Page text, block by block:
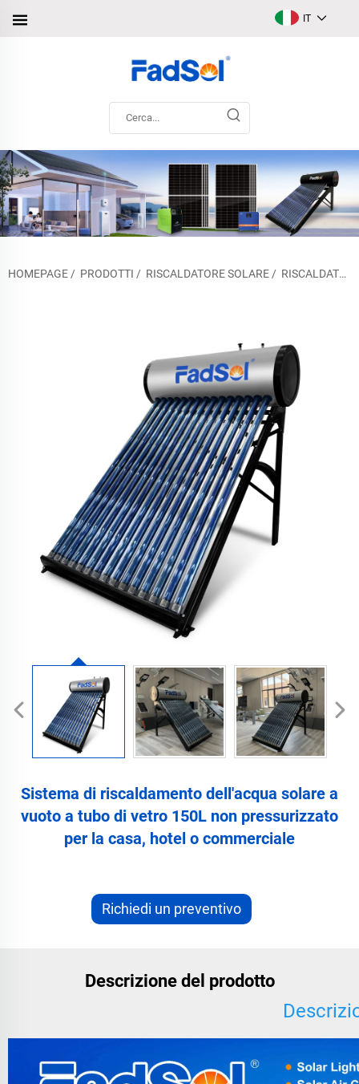
IT
HOMEPAGE / PRODOTTI / RISCALDATORE SOLARE / RISCALDATORE SOLARE NON PRESSURIZZATO
Sistema di riscaldamento dell'acqua solare a
vuoto a tubo di vetro 150L non pressurizzato
per la casa, hotel o commerciale
Richiedi un preventivo
Descrizione del prodotto